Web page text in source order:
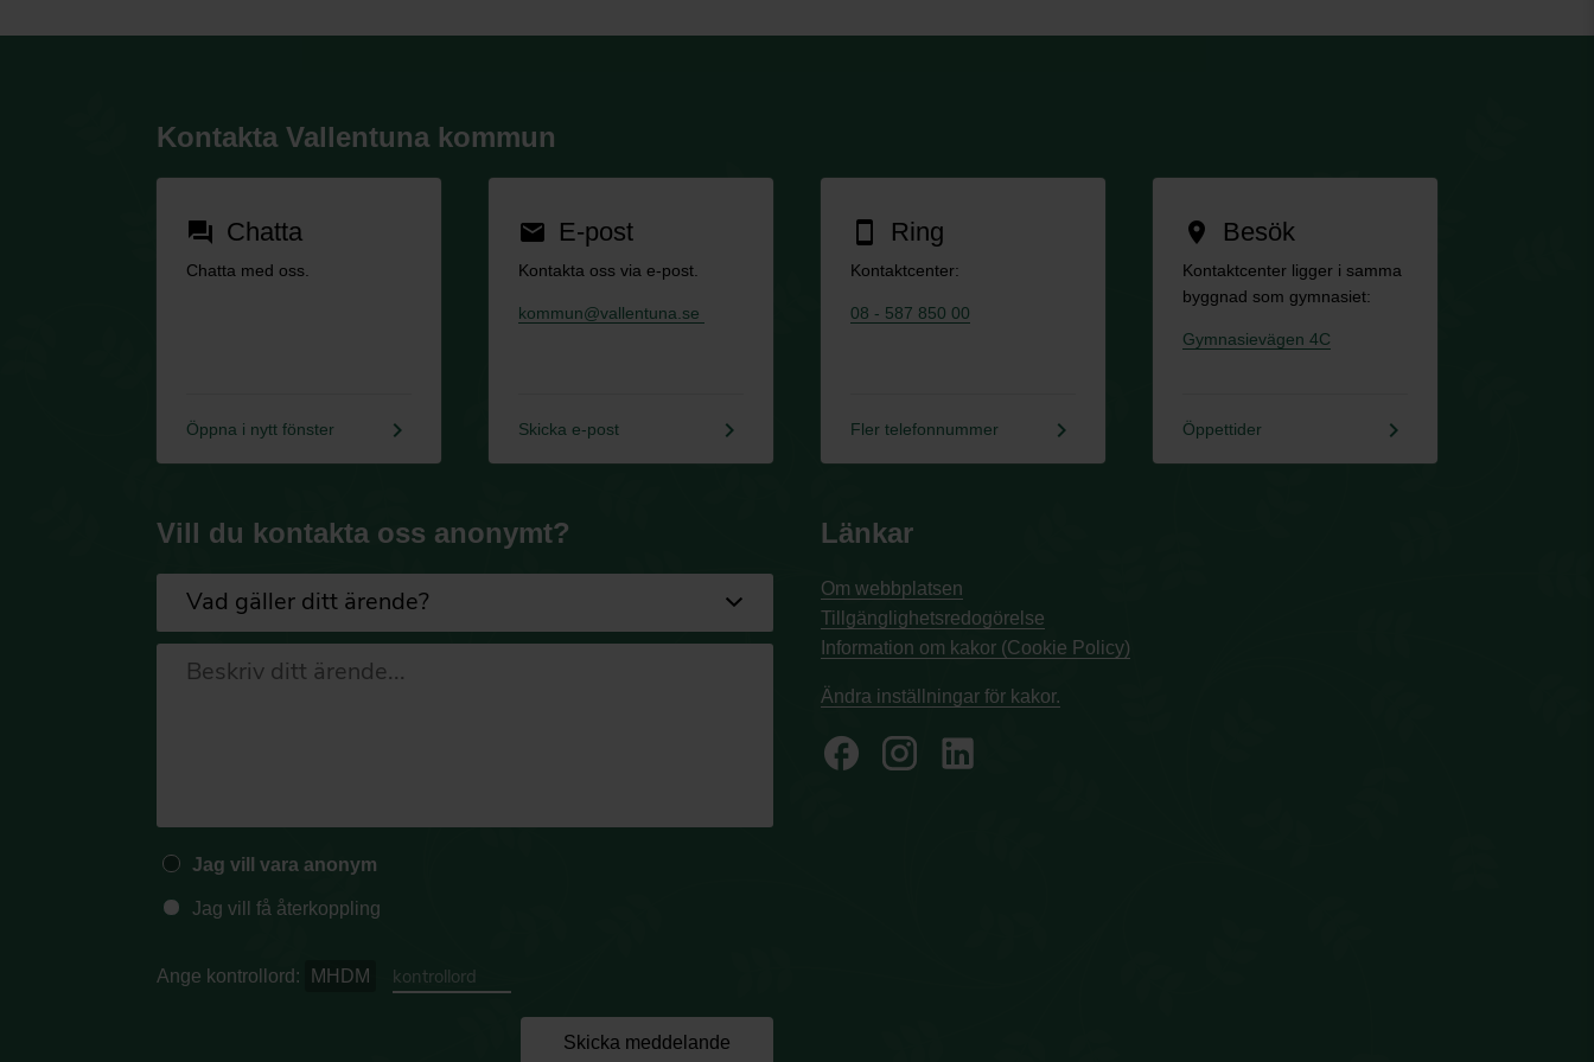
Kontakta Vallentuna kommun
forum Chatta
Chatta med oss.
Öppna i nytt fönster keyboard_arrow_right
email E-post
Kontakta oss via e-post.
kommun@vallentuna.se
Skicka e-post keyboard_arrow_right
smartphone Ring
Kontaktcenter:
08 - 587 850 00
Fler telefonnummer keyboard_arrow_right
location_on Besök
Kontaktcenter ligger i samma
byggnad som gymnasiet:
Gymnasievägen 4C
Öppettider keyboard_arrow_right
Vill du kontakta oss anonymt?
Jag vill vara anonym
Jag vill få återkoppling
Ange kontrollord: MHDM
Skicka meddelande
Länkar
Om webbplatsen
Tillgänglighetsredogörelse
Information om kakor (Cookie Policy)
Ändra inställningar för kakor.
facebook